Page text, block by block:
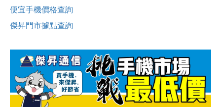
便宜手機價格查詢
傑昇門市據點查詢